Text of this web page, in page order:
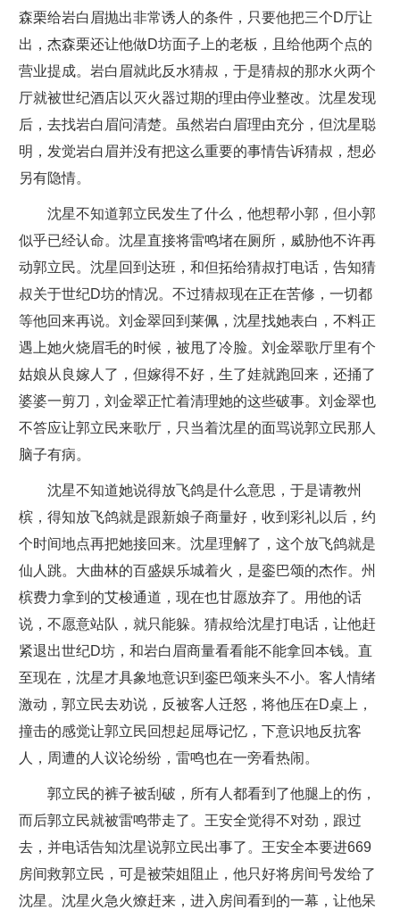
森栗给岩白眉抛出非常诱人的条件，只要他把三个D厅让
出，杰森栗还让他做D坊面子上的老板，且给他两个点的
营业提成。岩白眉就此反水猜叔，于是猜叔的那水火两个
厅就被世纪酒店以灭火器过期的理由停业整改。沈星发现
后，去找岩白眉问清楚。虽然岩白眉理由充分，但沈星聪
明，发觉岩白眉并没有把这么重要的事情告诉猜叔，想必
另有隐情。
沈星不知道郭立民发生了什么，他想帮小郭，但小郭
似乎已经认命。沈星直接将雷鸣堵在厕所，威胁他不许再
动郭立民。沈星回到达班，和但拓给猜叔打电话，告知猜
叔关于世纪D坊的情况。不过猜叔现在正在苦修，一切都
等他回来再说。刘金翠回到莱佩，沈星找她表白，不料正
遇上她火烧眉毛的时候，被甩了冷脸。刘金翠歌厅里有个
姑娘从良嫁人了，但嫁得不好，生了娃就跑回来，还捅了
婆婆一剪刀，刘金翠正忙着清理她的这些破事。刘金翠也
不答应让郭立民来歌厅，只当着沈星的面骂说郭立民那人
脑子有病。
沈星不知道她说得放飞鸽是什么意思，于是请教州
槟，得知放飞鸽就是跟新娘子商量好，收到彩礼以后，约
个时间地点再把她接回来。沈星理解了，这个放飞鸽就是
仙人跳。大曲林的百盛娱乐城着火，是銮巴颂的杰作。州
槟费力拿到的艾梭通道，现在也甘愿放弃了。用他的话
说，不愿意站队，就只能躲。猜叔给沈星打电话，让他赶
紧退出世纪D坊，和岩白眉商量看看能不能拿回本钱。直
至现在，沈星才具象地意识到銮巴颂来头不小。客人情绪
激动，郭立民去劝说，反被客人迁怒，将他压在D桌上，
撞击的感觉让郭立民回想起屈辱记忆，下意识地反抗客
人，周遭的人议论纷纷，雷鸣也在一旁看热闹。
郭立民的裤子被刮破，所有人都看到了他腿上的伤，
而后郭立民就被雷鸣带走了。王安全觉得不对劲，跟过
去，并电话告知沈星说郭立民出事了。王安全本要进669
房间救郭立民，可是被荣姐阻止，他只好将房间号发给了
沈星。沈星火急火燎赶来，进入房间看到的一幕，让他呆